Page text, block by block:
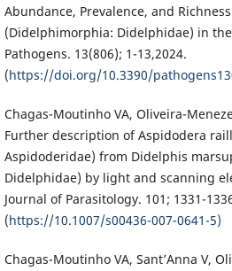
Abundance, Prevalence, and
(Didelphimorphia: Didelphidae) in
Pathogens. 13(806); 1-13,2024.
(https://doi.org/10.3390/
Chagas-Moutinho VA, Oliveira-
Further description of Aspidodera
Aspidoderidae) from Didelphis
Didelphidae) by light and scanning
Journal of Parasitology. 101; 1331-
(https://10.1007/s00436-007-0641-5)
Chagas-Moutinho VA, Sant’Anna V,